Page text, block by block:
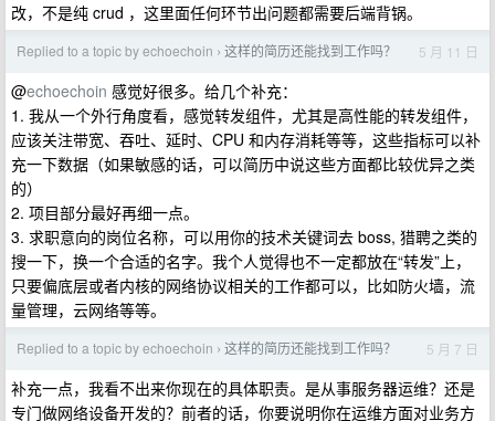
改，不是纯 crud ，这里面任何环节出问题都需要后端背锅。
Replied to a topic by echoechoin › 这样的简历还能找到工作吗？ 5 月 11 日
@echoechoin 感觉好很多。给几个补充：
1. 我从一个外行角度看，感觉转发组件，尤其是高性能的转发组件，
应该关注带宽、吞吐、延时、CPU 和内存消耗等等，这些指标可以补
充一下数据（如果敏感的话，可以简历中说这些方面都比较优异之类
的）
2. 项目部分最好再细一点。
3. 求职意向的岗位名称，可以用你的技术关键词去 boss, 猎聘之类的
搜一下，换一个合适的名字。我个人觉得也不一定都放在“转发”上，
只要偏底层或者内核的网络协议相关的工作都可以，比如防火墙，流
量管理，云网络等等。
Replied to a topic by echoechoin › 这样的简历还能找到工作吗？ 5 月 7 日
补充一点，我看不出来你现在的具体职责。是从事服务器运维？还是
专门做网络设备开发的？前者的话，你要说明你在运维方面对业务方